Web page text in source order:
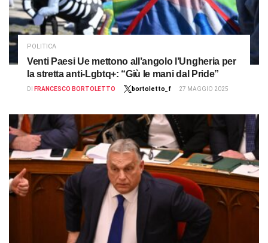
POLITICA
Venti Paesi Ue mettono all’angolo l’Ungheria per
la stretta anti-Lgbtq+: “Giù le mani dal Pride”
DI FRANCESCO BORTOLETTO bortoletto_f 27 MAGGIO 2025